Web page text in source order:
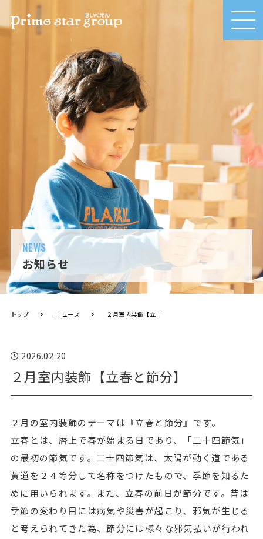
MEN
U
NEWS
お知らせ
トップ ニュース ２月室内装飾【立春と節分】
2026.02.20
２月室内装飾【立春と節分】
２月の室内装飾のテーマは『立春と節分』です。
立春とは、暦上で春が始まる日であり、「二十四節気」
の最初の節気です。二十四節気は、太陽が動く道である
黄道を２４等分して名称をつけたもので、季節を知るた
めに用いられます。また、立春の前日が節分です。昔は
季節の変わり目には病気や災害が起こり、邪気が生じる
と考えられてきた為、節分には様々な邪気払いが行われ